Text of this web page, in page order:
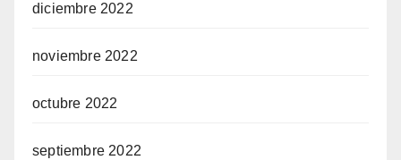
diciembre 2022
noviembre 2022
octubre 2022
septiembre 2022